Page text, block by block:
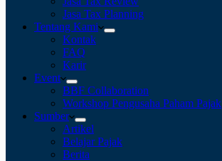
Jasa Tax Planning
Tentang Kami
Kontak
FAQ
Karir
Event
BBF Collaboration
Workshop Pengusaha Paham Pajak
Sumber
Artikel
Belajar Pajak
Berita